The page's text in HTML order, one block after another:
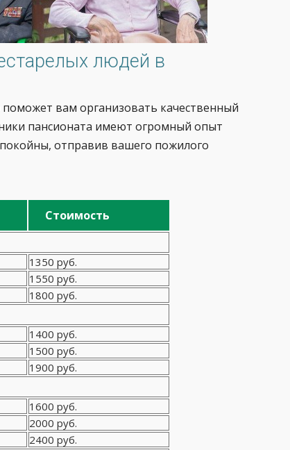
людей в
вам организовать качественный
пансионата имеют огромный опыт
отправив вашего пожилого
Стоимость
1350 руб.
1550 руб.
1800 руб.
1400 руб.
1500 руб.
1900 руб.
1600 руб.
2000 руб.
2400 руб.